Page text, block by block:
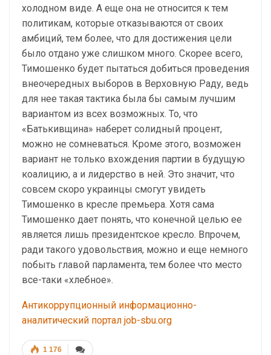
холодном виде. А еще она не относится к тем
политикам, которые отказываются от своих
амбиций, тем более, что для достижения цели
было отдано уже слишком много. Скорее всего,
Тимошенко будет пытаться добиться проведения
внеочередных выборов в Верховную Раду, ведь
для нее такая тактика была бы самым лучшим
вариантом из всех возможных. То, что
«Батькивщина» наберет солидный процент,
можно не сомневаться. Кроме этого, возможен
вариант не только вхождения партии в будущую
коалицию, а и лидерство в ней. Это значит, что
совсем скоро украинцы смогут увидеть
Тимошенко в кресле премьера. Хотя сама
Тимошенко дает понять, что конечной целью ее
является лишь президентское кресло. Впрочем,
ради такого удовольствия, можно и еще немного
побыть главой парламента, тем более что место
все-таки «хлебное».
Антикоррупционный информационно-
аналитический портал job-sbu.org
1 176